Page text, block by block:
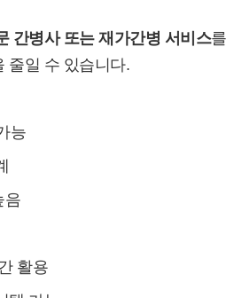
간병사 또는 재가간병 서비스를
줄일 수 있습니다.
능
음
활용